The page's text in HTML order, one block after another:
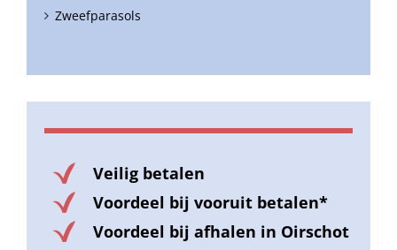
Zweefparasols
Veilig betalen
Voordeel bij vooruit betalen*
Voordeel bij afhalen in Oirschot